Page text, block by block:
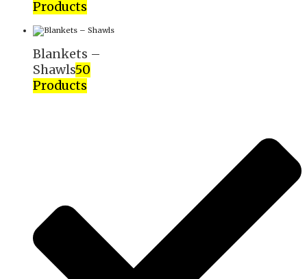
Products
Blankets –
Shawls50
Products